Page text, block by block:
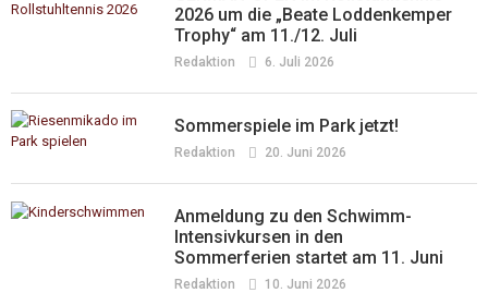
wirtschaftliche Basis
Redaktion 1. November 2025
Kinder mit ME/CFS brauchen mehr
Forschung
Herzen Tempelhofs sucht ehrenamtliche
Mitarbeiter*innen:
Redaktion 30. Juli 2025
2026 um die „Beate Loddenkemper
Trophy“ am 11./12. Juli
Redaktion 6. Juli 2026
Sommerspiele im Park jetzt!
Redaktion 20. Juni 2026
Anmeldung zu den Schwimm-
Intensivkursen in den
Sommerferien startet am 11. Juni
Redaktion 10. Juni 2026